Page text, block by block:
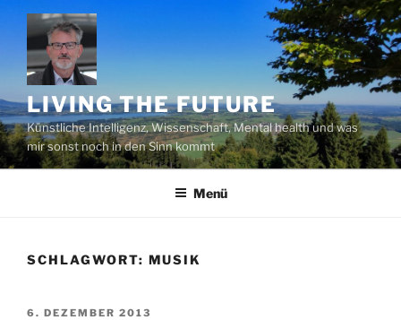
Zum
Inhalt
springen
LIVING THE FUTURE
Künstliche Intelligenz, Wissenschaft, Mental health und was
mir sonst noch in den Sinn kommt
Menü
SCHLAGWORT: MUSIK
VERÖFFENTLICHT
6. DEZEMBER 2013